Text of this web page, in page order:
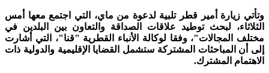
وتأتي زيارة أمير قطر تلبية لدعوة من ماي، التي اجتمع معها أمس
الثلاثاء، لبحث توطيد علاقات الصداقة والتعاون بين البلدين في
مختلف المجالات"، وفقا لوكالة الأنباء القطرية "قنا"، التي أشارت
إلى أن المباحثات المشتركة ستشمل القضايا الإقليمية والدولية ذات
الاهتمام المشترك.